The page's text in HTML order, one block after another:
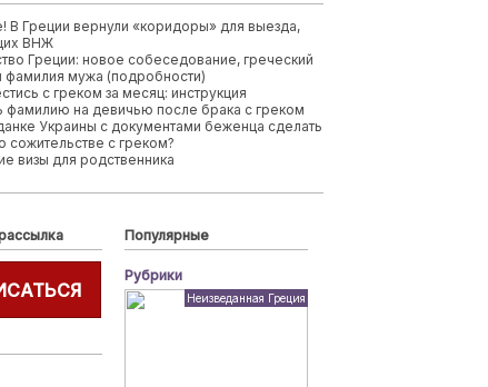
В Греции вернули «коридоры» для выезда,
ВНЖ
Греции: новое собеседование, греческий
и фамилия мужа (подробности)
с греком за месяц: инструкция
фамилию на девичью после брака с греком
Украины с документами беженца сделать
сожительстве с греком?
визы для родственника
Популярные
Рубрики
Неизведанная Греция